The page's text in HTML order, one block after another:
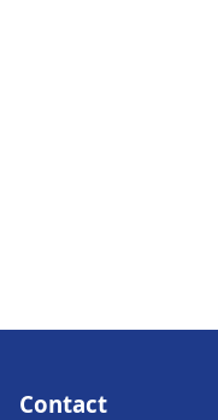
Contact